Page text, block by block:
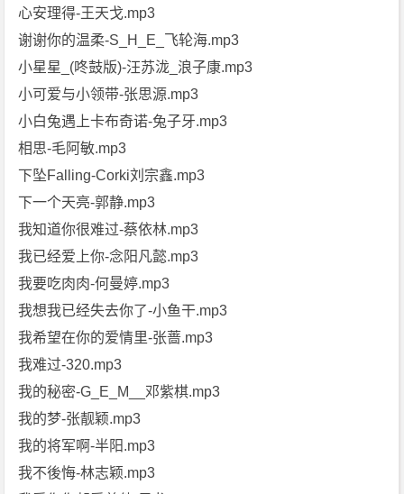
心安理得-王天戈.mp3
谢谢你的温柔-S_H_E_飞轮海.mp3
小星星_(咚鼓版)-汪苏泷_浪子康.mp3
小可爱与小领带-张思源.mp3
小白兔遇上卡布奇诺-兔子牙.mp3
相思-毛阿敏.mp3
下坠Falling-Corki刘宗鑫.mp3
下一个天亮-郭静.mp3
我知道你很难过-蔡依林.mp3
我已经爱上你-念阳凡懿.mp3
我要吃肉肉-何曼婷.mp3
我想我已经失去你了-小鱼干.mp3
我希望在你的爱情里-张蔷.mp3
我难过-320.mp3
我的秘密-G_E_M__邓紫棋.mp3
我的梦-张靓颖.mp3
我的将军啊-半阳.mp3
我不後悔-林志颖.mp3